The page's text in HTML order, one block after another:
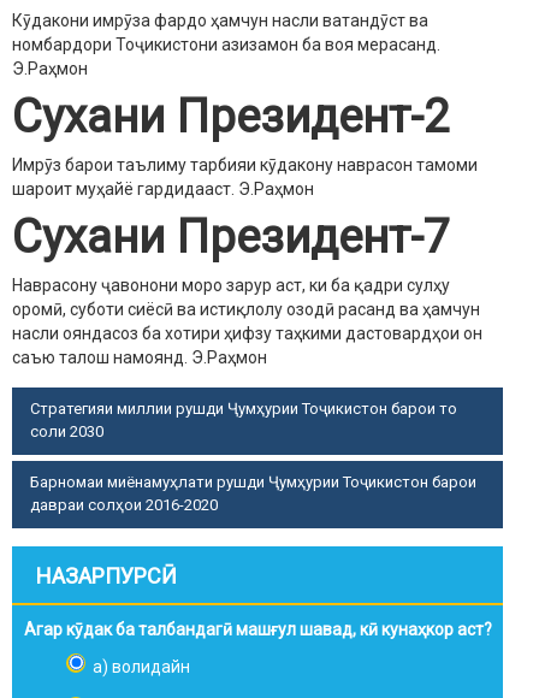
Кӯдакони имрӯза фардо ҳамчун насли ватандӯст ва
номбардори Тоҷикистони азизамон ба воя мерасанд.
Э.Раҳмон
Сухани Президент-2
Имрӯз барои таълиму тарбияи кӯдакону наврасон тамоми
шароит муҳайё гардидааст. Э.Раҳмон
Сухани Президент-7
Наврасону ҷавонони моро зарур аст, ки ба қадри сулҳу
оромӣ, суботи сиёсӣ ва истиқлолу озодӣ расанд ва ҳамчун
насли ояндасоз ба хотири ҳифзу таҳкими дастовардҳои он
саъю талош намоянд. Э.Раҳмон
Стратегияи миллии рушди Ҷумҳурии Тоҷикистон барои то
соли 2030
Барномаи миёнамуҳлати рушди Ҷумҳурии Тоҷикистон барои
давраи солҳои 2016-2020
НАЗАРПУРСӢ
Агар кӯдак ба талбандагӣ машғул шавад, кӣ кунаҳкор аст?
а) волидайн